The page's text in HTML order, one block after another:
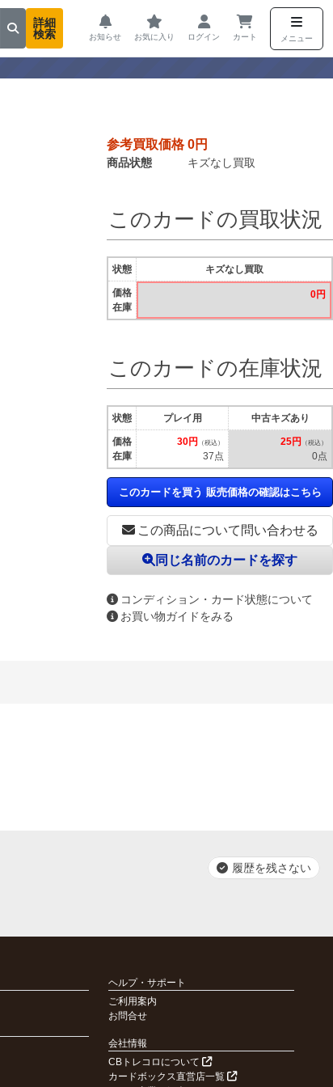
詳細
検索
お知らせ お気に入り ログイン カート メニュー
参考買取価格 0円
商品状態 キズなし買取
この商品について問い合わせる
同じ名前のカードを探す
コンディション・カード状態について
お買い物ガイドをみる
このカードの買取状況
状態
価格
在庫
キズなし買取
0円
このカードの在庫状況
状態
価格
在庫
プレイ用
30円 （税込）
37点
中古キズあり
25円 （税込）
0点
このカードを買う 販売価格の確認はこちら
履歴を残さない
ヘルプ・サポート
ご利用案内
お問合せ
会社情報
CBトレコロについて
カードボックス直営店一覧